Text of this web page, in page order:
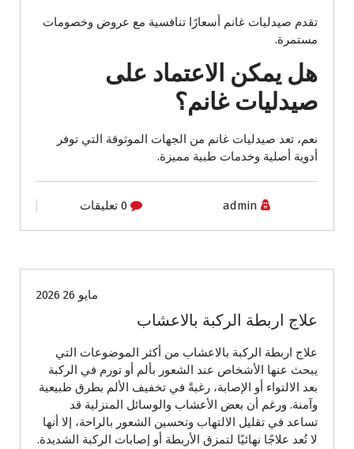
تقدم صيدليات غانم أسعارًا تنافسية مع عروض وخصومات
مستمرة.
هل يمكن الاعتماد على
صيدليات غانم؟
نعم، تعد صيدليات غانم من الجهات الموثوقة التي توفر
أدوية أصلية وخدمات طبية مميزة.
admin 0 تعليقات
مايو 26 2026
علاج اربطة الركبة بالاعشاب
علاج اربطة الركبة بالاعشاب من أكثر الموضوعات التي
يبحث عنها الأشخاص عند الشعور بألم أو تورم في الركبة
بعد الالتواء أو الإصابة، رغبةً في تخفيف الألم بطرق طبيعية
وآمنة. ورغم أن بعض الأعشاب والوسائل المنزلية قد
تساعد في تقليل الالتهاب وتحسين الشعور بالراحة، إلا أنها
لا تُعد علاجًا نهائيًا لتمزق الأربطة أو إصابات الركبة الشديدة.